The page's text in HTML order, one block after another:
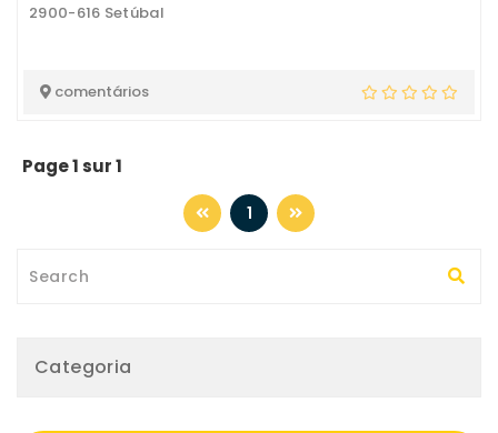
2900-616 Setúbal
comentários
Page 1 sur 1
1
Categoria